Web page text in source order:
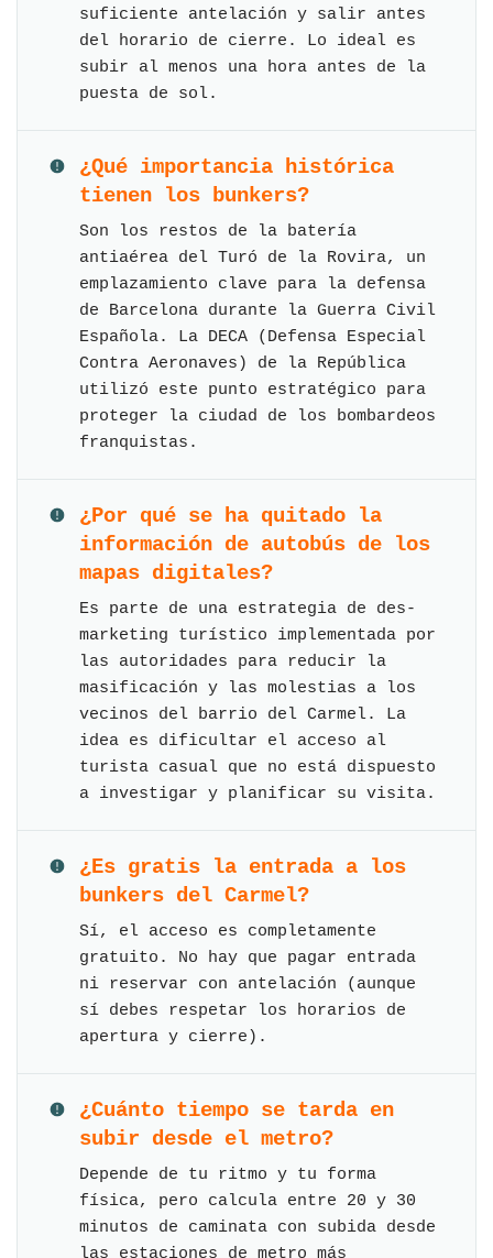
suficiente antelación y salir antes
del horario de cierre. Lo ideal es
subir al menos una hora antes de la
puesta de sol.
¿Qué importancia histórica
tienen los bunkers?
Son los restos de la batería
antiaérea del Turó de la Rovira, un
emplazamiento clave para la defensa
de Barcelona durante la Guerra Civil
Española. La DECA (Defensa Especial
Contra Aeronaves) de la República
utilizó este punto estratégico para
proteger la ciudad de los bombardeos
franquistas.
¿Por qué se ha quitado la
información de autobús de los
mapas digitales?
Es parte de una estrategia de des-
marketing turístico implementada por
las autoridades para reducir la
masificación y las molestias a los
vecinos del barrio del Carmel. La
idea es dificultar el acceso al
turista casual que no está dispuesto
a investigar y planificar su visita.
¿Es gratis la entrada a los
bunkers del Carmel?
Sí, el acceso es completamente
gratuito. No hay que pagar entrada
ni reservar con antelación (aunque
sí debes respetar los horarios de
apertura y cierre).
¿Cuánto tiempo se tarda en
subir desde el metro?
Depende de tu ritmo y tu forma
física, pero calcula entre 20 y 30
minutos de caminata con subida desde